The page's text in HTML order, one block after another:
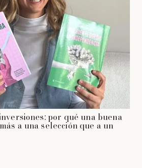
por qué una buena
a una selección que a un